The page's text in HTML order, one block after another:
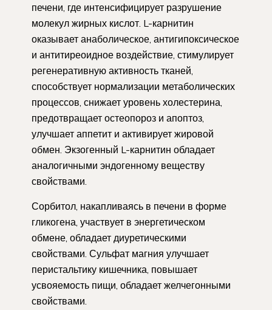
печени, где интенсифицирует разрушение
молекул жирных кислот. L-карнитин
оказывает анаболическое, антигипоксическое
и антитиреоидное воздействие, стимулирует
регенеративную активность тканей,
способствует нормализации метаболических
процессов, снижает уровень холестерина,
предотвращает остеопороз и апоптоз,
улучшает аппетит и активирует жировой
обмен. Экзогенный L-карнитин обладает
аналогичными эндогенному веществу
свойствами.
Сорбитол, накапливаясь в печени в форме
гликогена, участвует в энергетическом
обмене, обладает диуретическими
свойствами. Сульфат магния улучшает
перистальтику кишечника, повышает
усвояемость пищи, обладает желчегонными
свойствами.